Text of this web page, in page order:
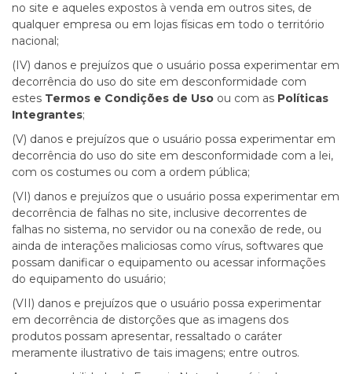
no site e aqueles expostos à venda em outros sites, de
qualquer empresa ou em lojas físicas em todo o território
nacional;
(IV) danos e prejuízos que o usuário possa experimentar em
decorrência do uso do site em desconformidade com
estes Termos e Condições de Uso ou com as Políticas
Integrantes;
(V) danos e prejuízos que o usuário possa experimentar em
decorrência do uso do site em desconformidade com a lei,
com os costumes ou com a ordem pública;
(VI) danos e prejuízos que o usuário possa experimentar em
decorrência de falhas no site, inclusive decorrentes de
falhas no sistema, no servidor ou na conexão de rede, ou
ainda de interações maliciosas como vírus, softwares que
possam danificar o equipamento ou acessar informações
do equipamento do usuário;
(VII) danos e prejuízos que o usuário possa experimentar
em decorrência de distorções que as imagens dos
produtos possam apresentar, ressaltado o caráter
meramente ilustrativo de tais imagens; entre outros.